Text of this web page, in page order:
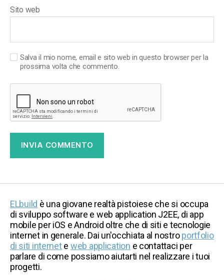
Sito web
Salva il mio nome, email e sito web in questo browser per la
prossima volta che commento.
ELbuild è una giovane realtà pistoiese che si occupa
di sviluppo software e web application J2EE, di app
mobile per iOS e Android oltre che di siti e tecnologie
internet in generale. Dai un'occhiata al nostroportfolio
di siti internete web application e contattaci per
parlare di come possiamo aiutarti nel realizzare i tuoi
progetti.